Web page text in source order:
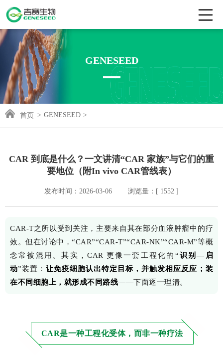
GENESEED
首页 > GENESEED >
CAR 到底是什么？一文讲清“CAR 家族”与它们的重
要地位（附In vivo CAR管线表）
发布时间：2026-03-06 浏览量：[ 1552 ]
CAR-T之所以受到关注，主要来自其在部分血液肿瘤中的疗
效。但在讨论中，“CAR”“CAR-T”“CAR-NK”“CAR-M”等概
念常被混用。其实，CAR 更像一套工程化的“识别—启
动”装置：让免疫细胞认出特定目标，并触发相应反应；装
在不同细胞上，就形成不同路线——下面逐一理清。
CAR是一种工程化受体，而非一种疗法